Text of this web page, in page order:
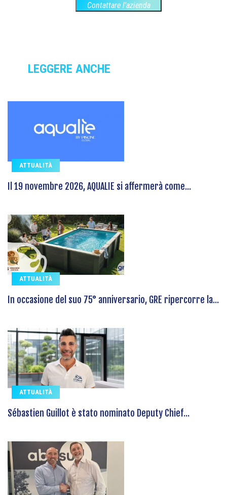
Contattare l'azienda
LEGGERE ANCHE
ATTUALITÀ
Il 19 novembre 2026, AQUALIE si affermerà come...
ATTUALITÀ
In occasione del suo 75° anniversario, GRE ripercorre la...
ATTUALITÀ
Sébastien Guillot è stato nominato Deputy Chief...